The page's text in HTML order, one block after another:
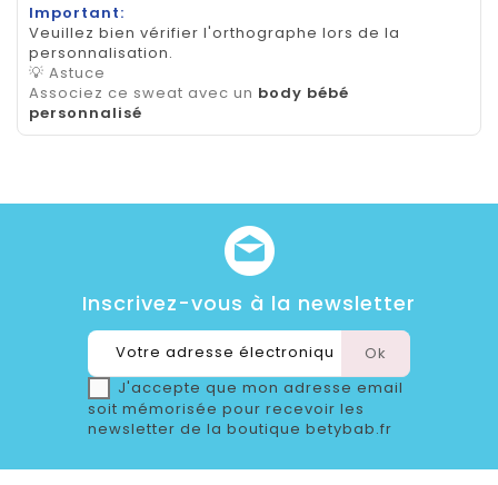
Important:
Veuillez bien vérifier l'orthographe lors de la
personnalisation.
💡 Astuce
Associez ce sweat avec un body bébé
personnalisé
Inscrivez-vous à la newsletter
J'accepte que mon adresse email
soit mémorisée pour recevoir les
newsletter de la boutique betybab.fr